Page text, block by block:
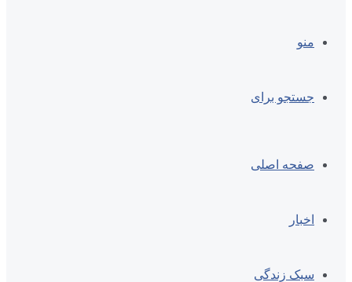
منو
جستجو برای
صفحه اصلی
اخبار
سبک زندگی